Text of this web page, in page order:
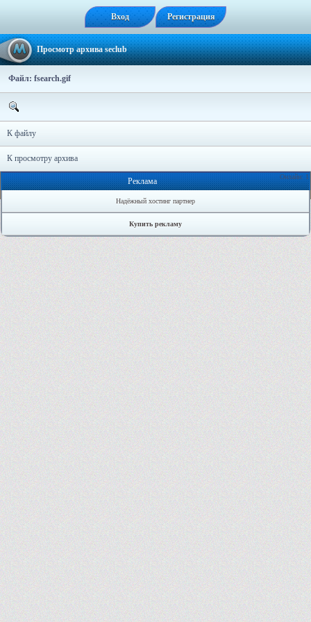
Вход Регистрация
Просмотр архива seclub
Файл: fsearch.gif
К файлу
К просмотру архива
Онлайн: 1
Реклама
Надёжный хостинг партнер
Купить рекламу